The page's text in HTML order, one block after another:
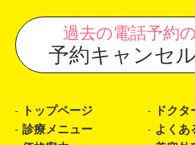
過去の電話予約
予約キャンセ
トップページ
ドク
診療メニュー
よくあ